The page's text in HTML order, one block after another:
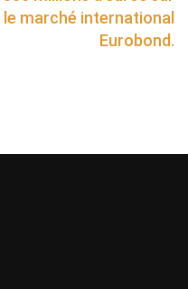
le marché international
Eurobond.